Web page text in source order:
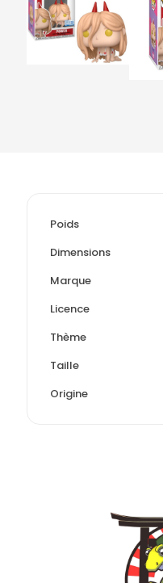
Poids
Dimensions
Marque
Licence
Thème
Taille
Origine